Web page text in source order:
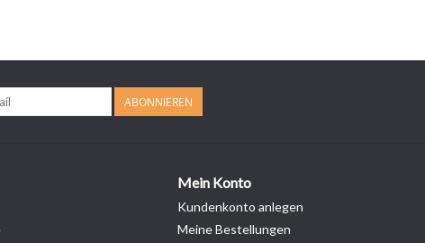
ABONNIEREN
Mein Konto
Kundenkonto anlegen
Meine Bestellungen